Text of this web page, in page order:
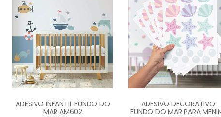
ADESIVO INFANTIL FUNDO DO
MAR AM602
ADESIVO DECORATIVO
FUNDO DO MAR PARA